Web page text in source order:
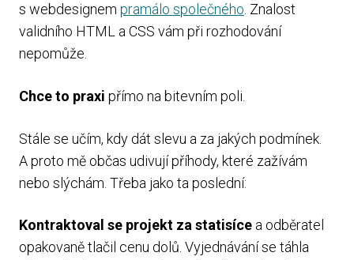
s webdesignem pramálo společného. Znalost
validního HTML a CSS vám při rozhodování
nepomůže.
Chce to praxi přímo na bitevním poli.
Stále se učím, kdy dát slevu a za jakých podmínek.
A proto mě občas udivují příhody, které zažívám
nebo slýchám. Třeba jako ta poslední:
Kontraktoval se projekt za statisíce a odběratel
opakovaně tlačil cenu dolů. Vyjednávání se táhla